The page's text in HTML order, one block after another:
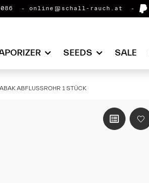
online@schall-rauch.at
SEEDS SALE
ABFLUSSROHR 1 STÜCK